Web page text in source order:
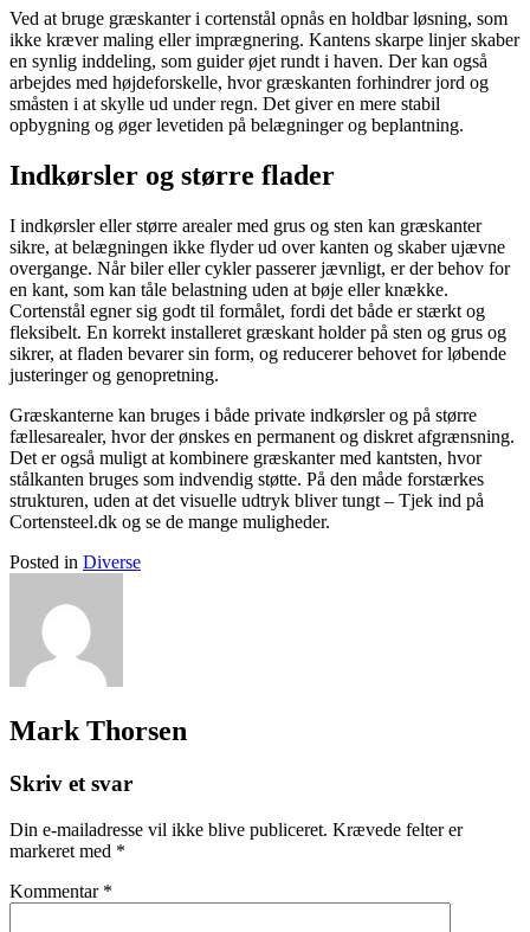
Ved at bruge græskanter i cortenstål opnås en holdbar løsning, som
ikke kræver maling eller imprægnering. Kantens skarpe linjer skaber
en synlig inddeling, som guider øjet rundt i haven. Der kan også
arbejdes med højdeforskelle, hvor græskanten forhindrer jord og
småsten i at skylle ud under regn. Det giver en mere stabil
opbygning og øger levetiden på belægninger og beplantning.
Indkørsler og større flader
I indkørsler eller større arealer med grus og sten kan græskanter
sikre, at belægningen ikke flyder ud over kanten og skaber ujævne
overgange. Når biler eller cykler passerer jævnligt, er der behov for
en kant, som kan tåle belastning uden at bøje eller knække.
Cortenstål egner sig godt til formålet, fordi det både er stærkt og
fleksibelt. En korrekt installeret græskant holder på sten og grus og
sikrer, at fladen bevarer sin form, og reducerer behovet for løbende
justeringer og genopretning.
Græskanterne kan bruges i både private indkørsler og på større
fællesarealer, hvor der ønskes en permanent og diskret afgrænsning.
Det er også muligt at kombinere græskanter med kantsten, hvor
stålkanten bruges som indvendig støtte. På den måde forstærkes
strukturen, uden at det visuelle udtryk bliver tungt – Tjek ind på
Cortensteel.dk og se de mange muligheder.
Posted in Diverse
Mark Thorsen
Skriv et svar
Din e-mailadresse vil ikke blive publiceret. Krævede felter er
markeret med *
Kommentar *